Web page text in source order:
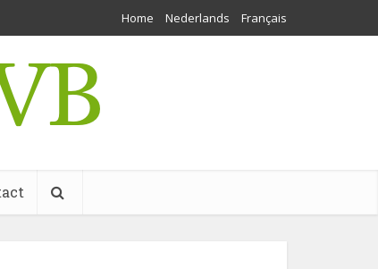
Home Nederlands Français